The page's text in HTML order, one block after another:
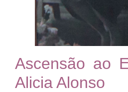
Ascensão ao
Alicia Alonso